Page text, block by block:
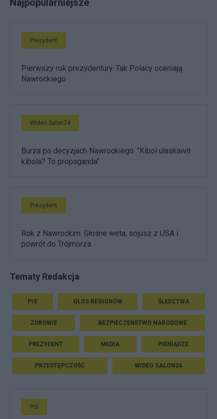
Prezydent
Pierwszy rok prezydentury. Tak Polacy oceniają
Nawrockiego
Wideo Salon24
Burza po decyzjach Nawrockiego. "Kibol ułaskawił
kibola? To propaganda"
Prezydent
Rok z Nawrockim. Głośne weta, sojusz z USA i
powrót do Trójmorza
Tematy Redakcja
PIS GŁOS REGIONÓW ŚLEDZTWA
ZDROWIE BEZPIECZEŃSTWO NARODOWE
PREZYDENT MEDIA PIENIĄDZE
PRZESTĘPCZOŚĆ WIDEO SALON24
PiS